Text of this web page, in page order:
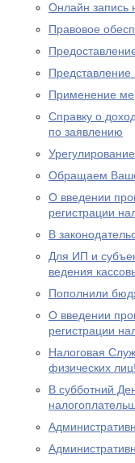
Онлайн запись
Правовое
Представление
Применение
Справку о
по заявлению
Обращаем Ваше
О введении
регистрации
В
Для ИП и
ведения
Пополнили
О введении
регистрации
Налоговая
физических лиц!
В субботний